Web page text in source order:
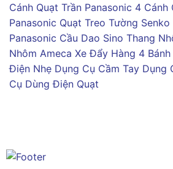
Cánh Quạt Trần Panasonic 4 Cánh
Panasonic Quạt Treo Tường Senko
Panasonic Cầu Dao Sino Thang
Nhôm Ameca Xe Đẩy Hàng 4 Bánh
Điện Nhẹ Dụng Cụ Cầm Tay Dụng
Cụ Dùng Điện Quạt